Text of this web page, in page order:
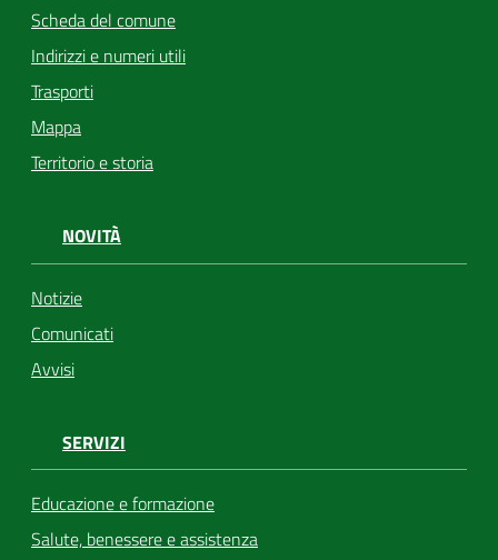
Scheda del comune
Indirizzi e numeri utili
Trasporti
Mappa
Territorio e storia
NOVITÀ
Notizie
Comunicati
Avvisi
SERVIZI
Educazione e formazione
Salute, benessere e assistenza